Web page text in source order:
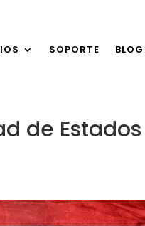
SOPORTE BLOG
de Estados